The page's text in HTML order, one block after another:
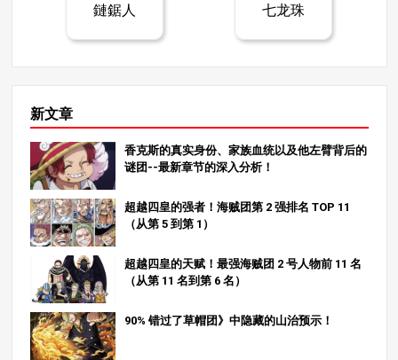
界的动机，这可能会影响未来的发展。 结论 电锯侠》第 1
电锯人压倒性的力量和抹杀存在的能力正在深刻地改变着
世界各地的粉丝分享有关日本漫画的分析文章。请务必查
看我们的其他文章，进一步探索《电锯惊魂》的世界！
鏈鋸人 七龙珠
新文章
香克斯的真实身份、家族血统以及他左臂背后的
谜团--最新章节的深入分析！
超越四皇的强者！海贼团第 2 强排名 TOP 11
（从第 5 到第 1）
超越四皇的天赋！最强海贼团 2 号人物前 11 名
（从第 11 名到第 6 名）
90% 错过了草帽团》中隐藏的山治预示！